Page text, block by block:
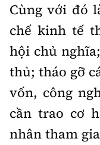
Cùng với đó
chế kinh tế
hội chủ
thủ; tháo gỡ
vốn, công
cần trao cơ
nhân tham